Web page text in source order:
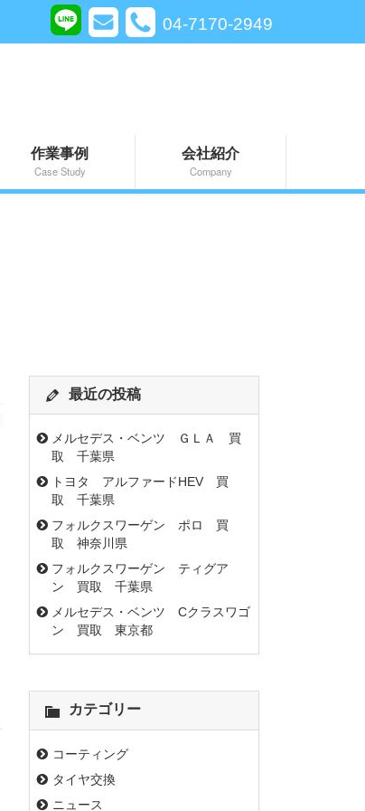
04-7170-2949
作業事例
Case Study
会社紹介
Company
最近の投稿
メルセデス・ベンツ ＧＬＡ 買
取 千葉県
トヨタ アルファードHEV 買
取 千葉県
フォルクスワーゲン ポロ 買
取 神奈川県
フォルクスワーゲン ティグア
ン 買取 千葉県
メルセデス・ベンツ Cクラスワゴ
ン 買取 東京都
カテゴリー
コーティング
タイヤ交換
ニュース